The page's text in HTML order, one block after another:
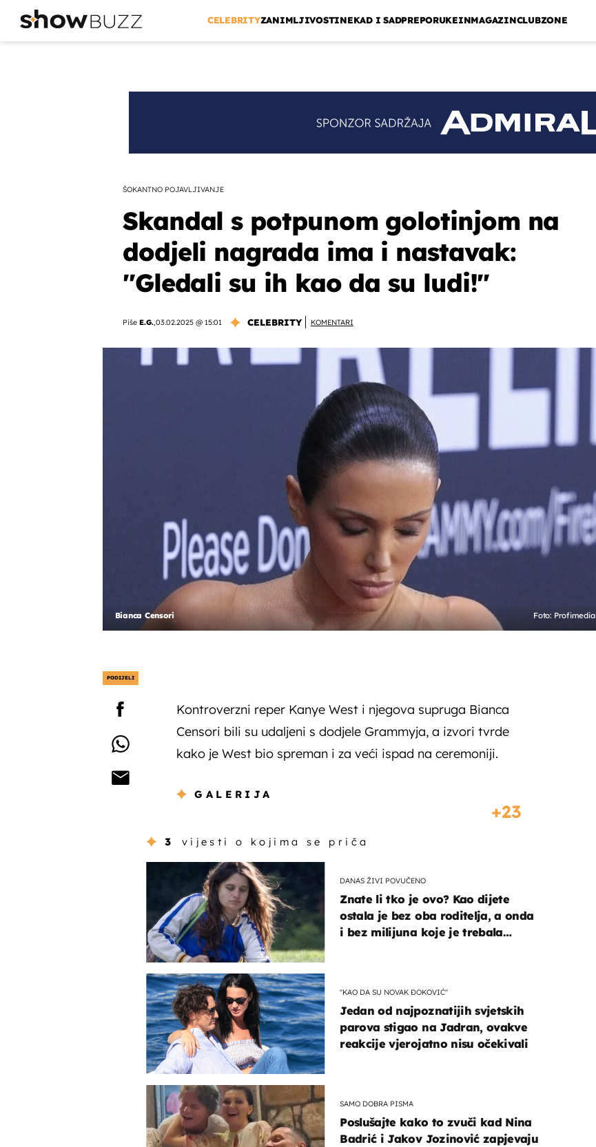
CELEBRITYZANIMLJIVOSTINEKAD I SADPREPORUKEINMAGAZINCLUBZONE
ŠOKANTNO POJAVLJIVANJE
Skandal s potpunom golotinjom na
dodjeli nagrada ima i nastavak:
''Gledali su ih kao da su ludi!''
Piše E.G.,03.02.2025 @ 15:01 CELEBRITY KOMENTARI
Bianca Censori Foto: Profimedia
PODIJELI
Kontroverzni reper Kanye West i njegova supruga Bianca
Censori bili su udaljeni s dodjele Grammyja, a izvori tvrde
kako je West bio spreman i za veći ispad na ceremoniji.
GALERIJA
23
3 vijesti o kojima se priča
DANAS ŽIVI POVUČENO
Znate li tko je ovo? Kao dijete
ostala je bez oba roditelja, a onda
i bez milijuna koje je trebala
"KAO DA SU NOVAK ĐOKOVIĆ"
Jedan od najpoznatijih svjetskih
parova stigao na Jadran, ovakve
reakcije vjerojatno nisu očekivali
SAMO DOBRA PISMA
Poslušajte kako to zvuči kad Nina
Badrić i Jakov Jozinović zapjevaju